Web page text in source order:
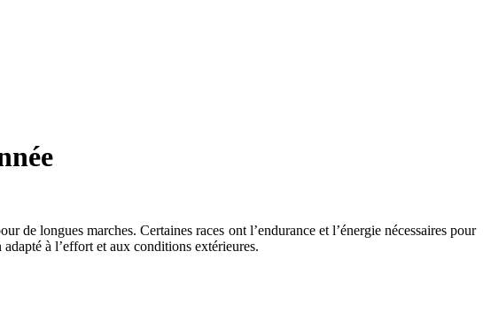
de longues marches. Certaines races ont l’endurance et l’énergie nécessaires pour
à l’effort et aux conditions extérieures.